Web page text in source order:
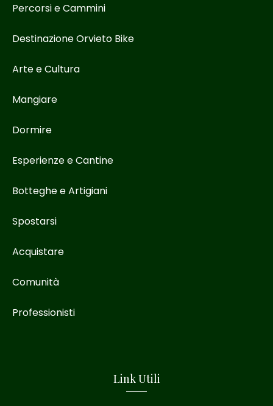
Percorsi e Cammini
Destinazione Orvieto Bike
Arte e Cultura
Mangiare
Dormire
Esperienze e Cantine
Botteghe e Artigiani
Spostarsi
Acquistare
Comunità
Professionisti
Link Utili